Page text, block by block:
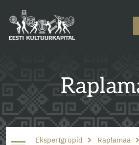
Ekspertgrupid Raplamaa